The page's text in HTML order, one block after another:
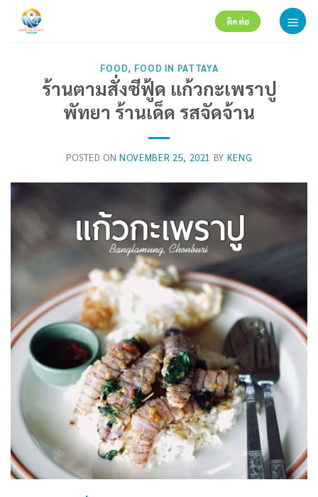
ติดต่อ
FOOD, FOOD IN PATTAYA
ร้านตามสั่งซีฟู้ด แก้วกะเพราปู
พัทยา ร้านเด็ด รสจัดจ้าน
POSTED ONNOVEMBER 25, 2021 BY KENG